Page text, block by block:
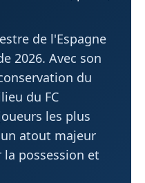
de l'Espagne
2026. Avec son
du
du FC
les plus
atout majeur
possession et